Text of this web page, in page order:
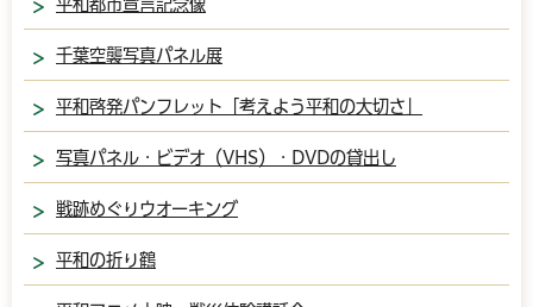
平和都市宣言記念像
千葉空襲写真パネル展
平和啓発パンフレット「考えよう平和の大切さ」
写真パネル・ビデオ（VHS）・DVDの貸出し
戦跡めぐりウオーキング
平和の折り鶴